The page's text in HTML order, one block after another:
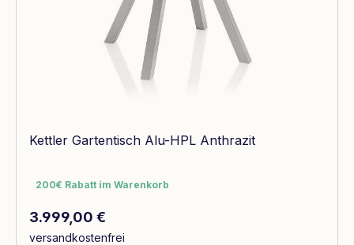
Kettler Gartentisch Alu-HPL Anthrazit
200€ Rabatt im Warenkorb
200€ Rabatt im Warenkorb
Regulärer Preis:
3.999,00 €
versandkostenfrei